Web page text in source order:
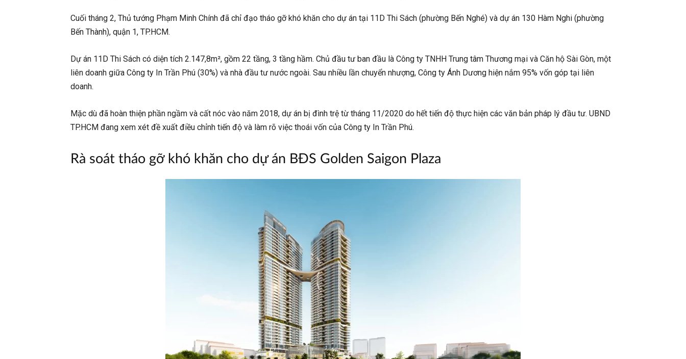
Cuối tháng 2, Thủ tướng Phạm Minh Chính đã chỉ đạo tháo gỡ khó khăn cho dự án tại 11D Thi Sách (phường Bến Nghé) và dự án 130 Hàm Nghi (phường
Bến Thành), quận 1, TP.HCM.
Dự án 11D Thi Sách có diện tích 2.147,8m², gồm 22 tầng, 3 tầng hầm. Chủ đầu tư ban đầu là Công ty TNHH Trung tâm Thương mại và Căn hộ Sài Gòn, một
liên doanh giữa Công ty In Trần Phú (30%) và nhà đầu tư nước ngoài. Sau nhiều lần chuyển nhượng, Công ty Ánh Dương hiện nắm 95% vốn góp tại liên
doanh.
Mặc dù đã hoàn thiện phần ngầm và cất nóc vào năm 2018, dự án bị đình trệ từ tháng 11/2020 do hết tiến độ thực hiện các văn bản pháp lý đầu tư. UBND
TP.HCM đang xem xét đề xuất điều chỉnh tiến độ và làm rõ việc thoái vốn của Công ty In Trần Phú.
Rà soát tháo gỡ khó khăn cho dự án BĐS Golden Saigon Plaza